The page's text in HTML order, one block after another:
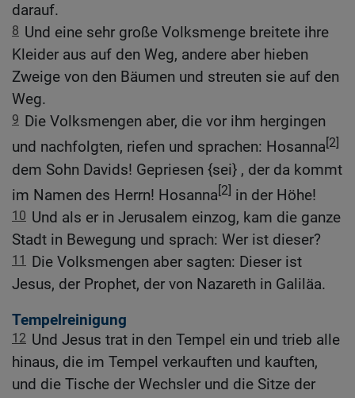
darauf.
8 Und eine sehr große Volksmenge breitete ihre
Kleider aus auf den Weg, andere aber hieben
Zweige von den Bäumen und streuten sie auf den
Weg.
9 Die Volksmengen aber, die vor ihm hergingen
und nachfolgten, riefen und sprachen: Hosanna[2]
dem Sohn Davids! Gepriesen {sei} , der da kommt
im Namen des Herrn! Hosanna[2] in der Höhe!
10 Und als er in Jerusalem einzog, kam die ganze
Stadt in Bewegung und sprach: Wer ist dieser?
11 Die Volksmengen aber sagten: Dieser ist
Jesus, der Prophet, der von Nazareth in Galiläa.
Tempelreinigung
12 Und Jesus trat in den Tempel ein und trieb alle
hinaus, die im Tempel verkauften und kauften,
und die Tische der Wechsler und die Sitze der